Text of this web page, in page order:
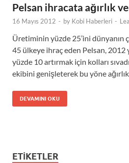
Pelsan ihracata ağırlık
16 Mayıs 2012 - by Kobi Haberleri -
Üretiminin yüzde 25’ini dünyanın
45 ülkeye ihraç eden Pelsan, 2012
yüzde 10 artırmak için kolları
ekibini genişleterek bu yöne ağırlık
DEVAMINI OKU
ETIKETLER